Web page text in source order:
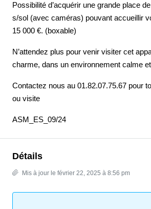
Possibilité d’acquérir une grande place
s/sol (avec caméras) pouvant accueillir
15 000 €. (boxable)
N’attendez plus pour venir visiter cet
charme, dans un environnement calme
Contactez nous au 01.82.07.75.67 pour
ou visite
ASM_ES_09/24
Détails
Mis à jour le février 22, 2025 à 8:56 pm